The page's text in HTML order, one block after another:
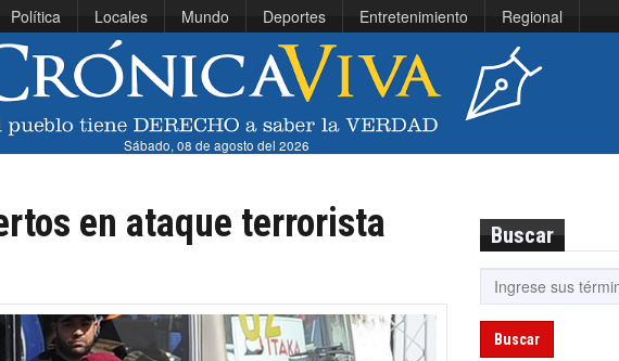
Política Locales Mundo Deportes Entretenimiento Regional
Sábado, 08 de agosto del 2026
en ataque terrorista
Buscar
Buscar